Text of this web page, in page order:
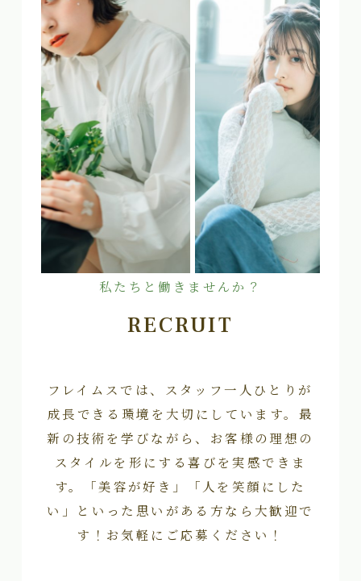
私たちと働きませんか？
RECRUIT
フレイムスでは、スタッフ一人ひとりが
成長できる環境を大切にしています。最
新の技術を学びながら、お客様の理想の
スタイルを形にする喜びを実感できま
す。「美容が好き」「人を笑顔にした
い」といった思いがある方なら大歓迎で
す！お気軽にご応募ください！